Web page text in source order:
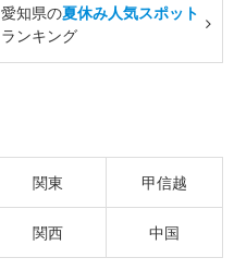
愛知県の夏休み人気スポット
ランキング
関東 甲信越
関西 中国